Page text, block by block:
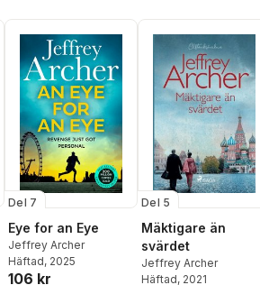
Del 7
Eye for an Eye
Jeffrey Archer
Häftad, 2025
106 kr
Del 5
Mäktigare än
svärdet
Jeffrey Archer
Häftad, 2021